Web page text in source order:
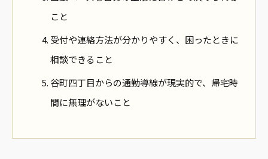
こと
受付や連絡方法が分かりやすく、困ったときに
相談できること
谷町四丁目からの通勤導線が現実的で、帰宅時
間に無理がないこと